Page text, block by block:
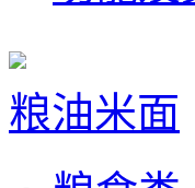
粮油米面